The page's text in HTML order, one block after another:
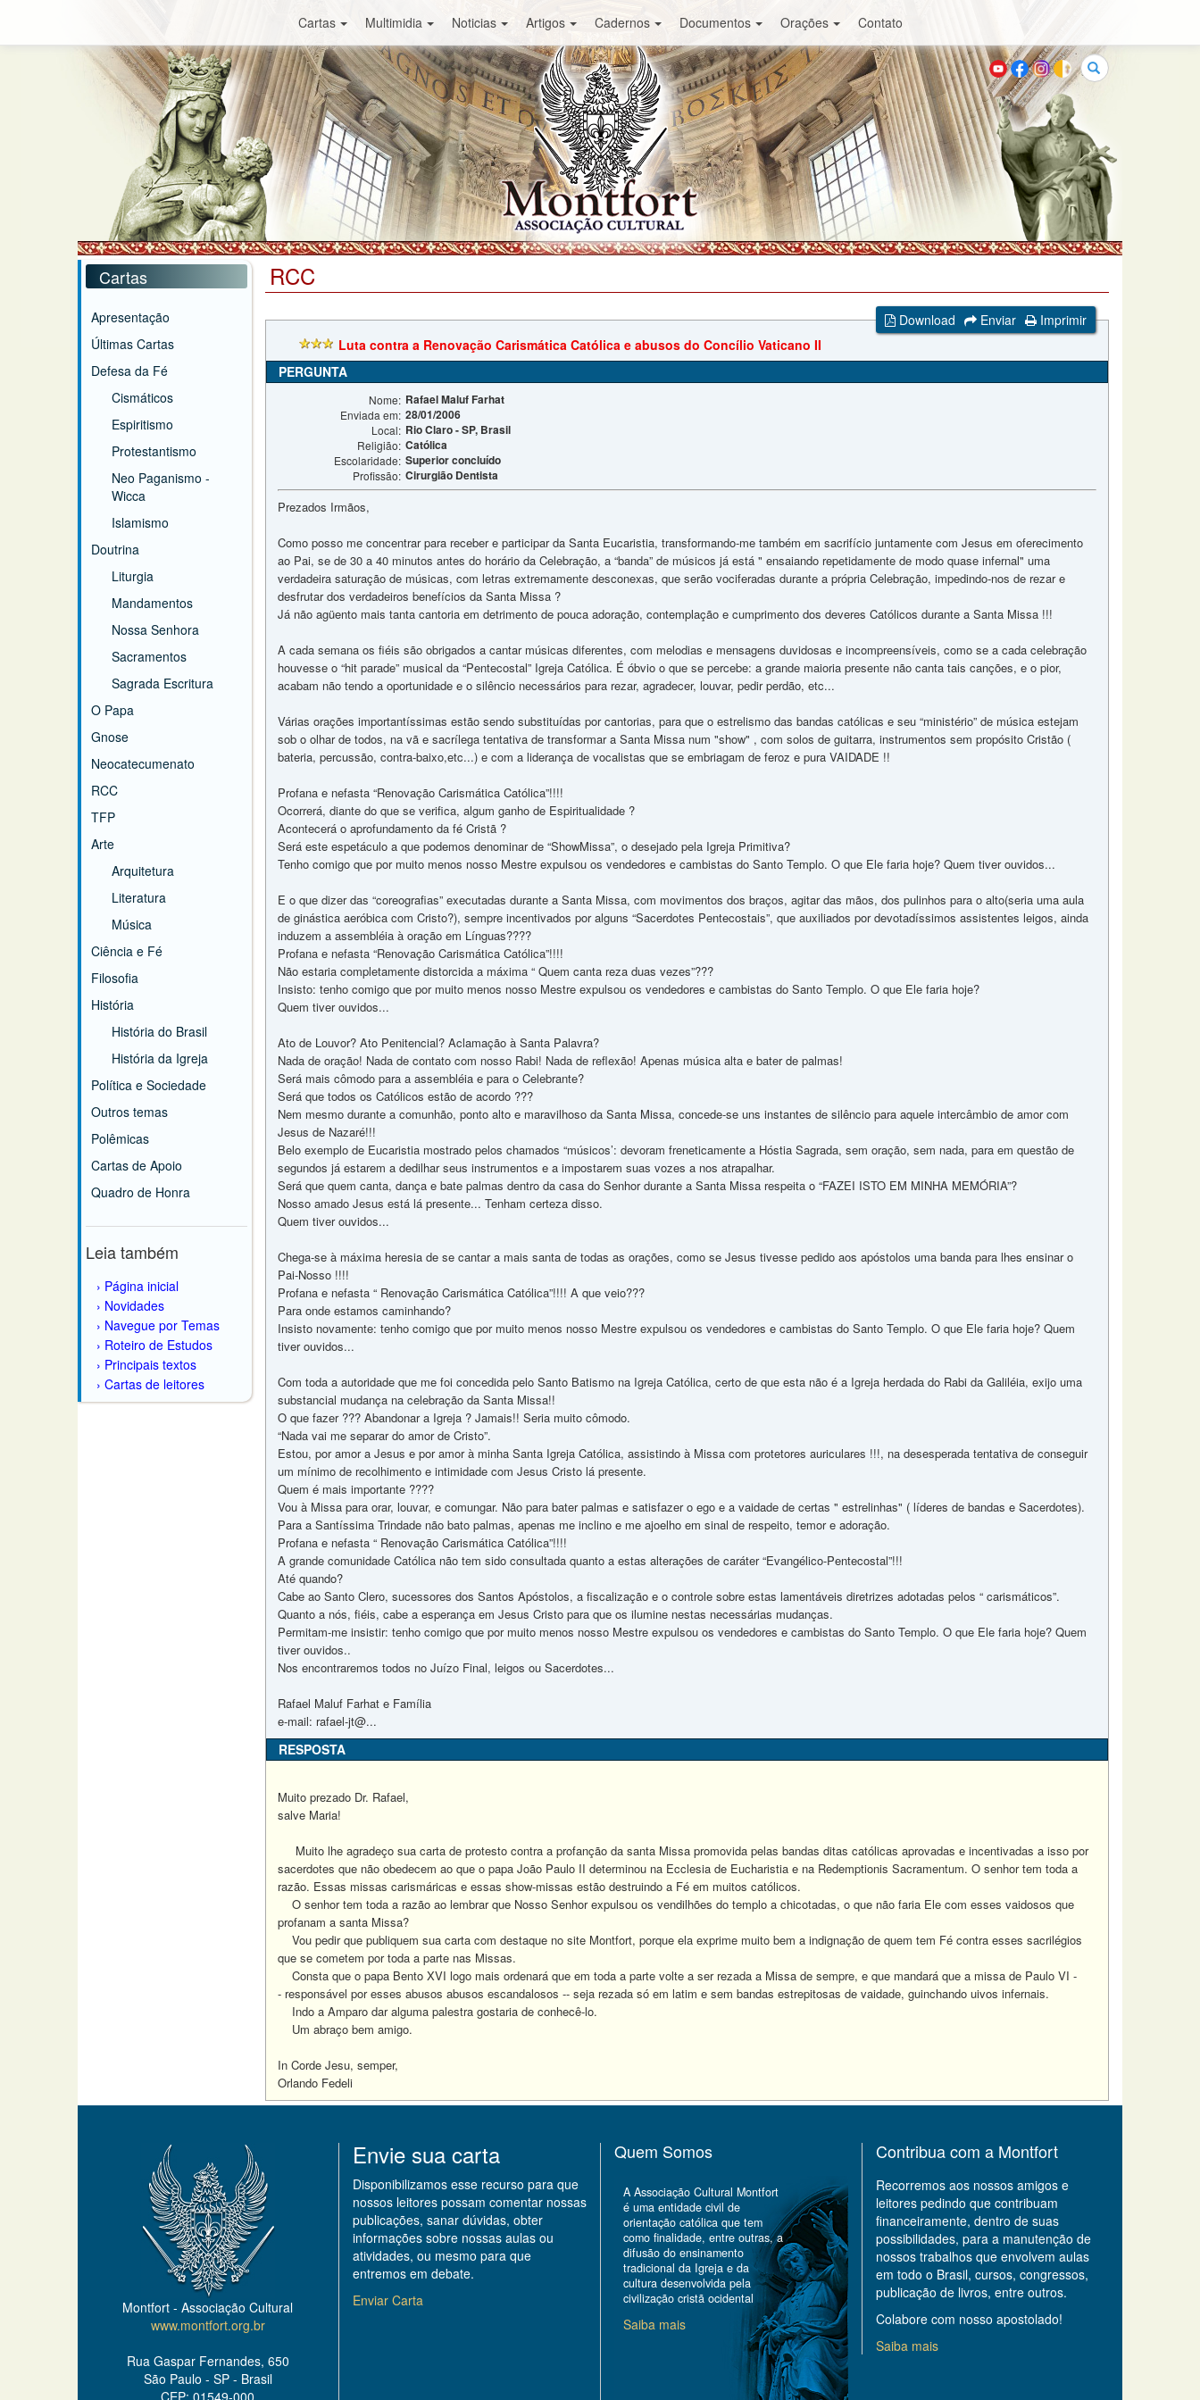
Cartas Multimidia Noticias Artigos Cadernos Documentos Orações Contato
Buscar
Cartas
Apresentação
Últimas Cartas
Defesa da Fé
Cismáticos
Espiritismo
Protestantismo
Neo Paganismo -
Wicca
Islamismo
Doutrina
Liturgia
Mandamentos
Nossa Senhora
Sacramentos
Sagrada Escritura
O Papa
Gnose
Neocatecumenato
RCC
TFP
Arte
Arquitetura
Literatura
Música
Ciência e Fé
Filosofia
História
História do Brasil
História da Igreja
Política e Sociedade
Outros temas
Polêmicas
Cartas de Apoio
Quadro de Honra
Leia também
Página inicial
Novidades
Navegue por Temas
Roteiro de Estudos
Principais textos
Cartas de leitores
RCC
Download Enviar
Imprimir
Luta contra a Renovação Carismática Católica e abusos do Concílio Vaticano II
PERGUNTA
Nome: Rafael Maluf Farhat
Enviada em: 28/01/2006
Local: Rio Claro - SP, Brasil
Religião: Católica
Escolaridade: Superior concluído
Profissão: Cirurgião Dentista
Prezados Irmãos,
Como posso me concentrar para receber e participar da Santa Eucaristia, transformando-me também em sacrifício juntamente com Jesus em oferecimento
ao Pai, se de 30 a 40 minutos antes do horário da Celebração, a “banda” de músicos já está " ensaiando repetidamente de modo quase infernal" uma
verdadeira saturação de músicas, com letras extremamente desconexas, que serão vociferadas durante a própria Celebração, impedindo-nos de rezar e
desfrutar dos verdadeiros benefícios da Santa Missa ?
Já não agüento mais tanta cantoria em detrimento de pouca adoração, contemplação e cumprimento dos deveres Católicos durante a Santa Missa !!!
A cada semana os fiéis são obrigados a cantar músicas diferentes, com melodias e mensagens duvidosas e incompreensíveis, como se a cada celebração
houvesse o “hit parade” musical da “Pentecostal” Igreja Católica. É óbvio o que se percebe: a grande maioria presente não canta tais canções, e o pior,
acabam não tendo a oportunidade e o silêncio necessários para rezar, agradecer, louvar, pedir perdão, etc...
Várias orações importantíssimas estão sendo substituídas por cantorias, para que o estrelismo das bandas católicas e seu “ministério” de música estejam
sob o olhar de todos, na vã e sacrílega tentativa de transformar a Santa Missa num "show" , com solos de guitarra, instrumentos sem propósito Cristão (
bateria, percussão, contra-baixo,etc...) e com a liderança de vocalistas que se embriagam de feroz e pura VAIDADE !!
Profana e nefasta “Renovação Carismática Católica”!!!!
Ocorrerá, diante do que se verifica, algum ganho de Espiritualidade ?
Acontecerá o aprofundamento da fé Cristã ?
Será este espetáculo a que podemos denominar de “ShowMissa”, o desejado pela Igreja Primitiva?
Tenho comigo que por muito menos nosso Mestre expulsou os vendedores e cambistas do Santo Templo. O que Ele faria hoje? Quem tiver ouvidos...
E o que dizer das “coreografias” executadas durante a Santa Missa, com movimentos dos braços, agitar das mãos, dos pulinhos para o alto(seria uma aula
de ginástica aeróbica com Cristo?), sempre incentivados por alguns “Sacerdotes Pentecostais”, que auxiliados por devotadíssimos assistentes leigos, ainda
induzem a assembléia à oração em Línguas????
Profana e nefasta “Renovação Carismática Católica”!!!!
Não estaria completamente distorcida a máxima “ Quem canta reza duas vezes”???
Insisto: tenho comigo que por muito menos nosso Mestre expulsou os vendedores e cambistas do Santo Templo. O que Ele faria hoje?
Quem tiver ouvidos...
Ato de Louvor? Ato Penitencial? Aclamação à Santa Palavra?
Nada de oração! Nada de contato com nosso Rabi! Nada de reflexão! Apenas música alta e bater de palmas!
Será mais cômodo para a assembléia e para o Celebrante?
Será que todos os Católicos estão de acordo ???
Nem mesmo durante a comunhão, ponto alto e maravilhoso da Santa Missa, concede-se uns instantes de silêncio para aquele intercâmbio de amor com
Jesus de Nazaré!!!
Belo exemplo de Eucaristia mostrado pelos chamados “músicos’: devoram freneticamente a Hóstia Sagrada, sem oração, sem nada, para em questão de
segundos já estarem a dedilhar seus instrumentos e a impostarem suas vozes a nos atrapalhar.
Será que quem canta, dança e bate palmas dentro da casa do Senhor durante a Santa Missa respeita o “FAZEI ISTO EM MINHA MEMÓRIA”?
Nosso amado Jesus está lá presente... Tenham certeza disso.
Quem tiver ouvidos...
Chega-se à máxima heresia de se cantar a mais santa de todas as orações, como se Jesus tivesse pedido aos apóstolos uma banda para lhes ensinar o
Pai-Nosso !!!!
Profana e nefasta “ Renovação Carismática Católica”!!!! A que veio???
Para onde estamos caminhando?
Insisto novamente: tenho comigo que por muito menos nosso Mestre expulsou os vendedores e cambistas do Santo Templo. O que Ele faria hoje? Quem
tiver ouvidos...
Com toda a autoridade que me foi concedida pelo Santo Batismo na Igreja Católica, certo de que esta não é a Igreja herdada do Rabi da Galiléia, exijo uma
substancial mudança na celebração da Santa Missa!!
O que fazer ??? Abandonar a Igreja ? Jamais!! Seria muito cômodo.
“Nada vai me separar do amor de Cristo”.
Estou, por amor a Jesus e por amor à minha Santa Igreja Católica, assistindo à Missa com protetores auriculares !!!, na desesperada tentativa de conseguir
um mínimo de recolhimento e intimidade com Jesus Cristo lá presente.
Quem é mais importante ????
Vou à Missa para orar, louvar, e comungar. Não para bater palmas e satisfazer o ego e a vaidade de certas " estrelinhas" ( líderes de bandas e Sacerdotes).
Para a Santíssima Trindade não bato palmas, apenas me inclino e me ajoelho em sinal de respeito, temor e adoração.
Profana e nefasta “ Renovação Carismática Católica”!!!!
A grande comunidade Católica não tem sido consultada quanto a estas alterações de caráter “Evangélico-Pentecostal”!!!
Até quando?
Cabe ao Santo Clero, sucessores dos Santos Apóstolos, a fiscalização e o controle sobre estas lamentáveis diretrizes adotadas pelos “ carismáticos”.
Quanto a nós, fiéis, cabe a esperança em Jesus Cristo para que os ilumine nestas necessárias mudanças.
Permitam-me insistir: tenho comigo que por muito menos nosso Mestre expulsou os vendedores e cambistas do Santo Templo. O que Ele faria hoje? Quem
tiver ouvidos..
Nos encontraremos todos no Juízo Final, leigos ou Sacerdotes...
Rafael Maluf Farhat e Família
e-mail: rafael-jt@...
RESPOSTA
Muito prezado Dr. Rafael,
salve Maria!
Muito lhe agradeço sua carta de protesto contra a profanção da santa Missa promovida pelas bandas ditas católicas aprovadas e incentivadas a isso por
sacerdotes que não obedecem ao que o papa João Paulo II determinou na Ecclesia de Eucharistia e na Redemptionis Sacramentum. O senhor tem toda a
razão. Essas missas carismáricas e essas show-missas estão destruindo a Fé em muitos católicos.
O senhor tem toda a razão ao lembrar que Nosso Senhor expulsou os vendilhões do templo a chicotadas, o que não faria Ele com esses vaidosos que
profanam a santa Missa?
Vou pedir que publiquem sua carta com destaque no site Montfort, porque ela exprime muito bem a indignação de quem tem Fé contra esses sacrilégios
que se cometem por toda a parte nas Missas.
Consta que o papa Bento XVI logo mais ordenará que em toda a parte volte a ser rezada a Missa de sempre, e que mandará que a missa de Paulo VI -
- responsável por esses abusos abusos escandalosos -- seja rezada só em latim e sem bandas estrepitosas de vaidade, guinchando uivos infernais.
Indo a Amparo dar alguma palestra gostaria de conhecê-lo.
Um abraço bem amigo.
In Corde Jesu, semper,
Orlando Fedeli
Montfort - Associação Cultural
www.montfort.org.br
Rua Gaspar Fernandes, 650
São Paulo - SP - Brasil
CEP: 01549-000
Envie sua carta
Disponibilizamos esse recurso para que
nossos leitores possam comentar nossas
publicações, sanar dúvidas, obter
informações sobre nossas aulas ou
atividades, ou mesmo para que
entremos em debate.
Enviar Carta
Quem Somos
A Associação Cultural Montfort
é uma entidade civil de
orientação católica que tem
como finalidade, entre outras, a
difusão do ensinamento
tradicional da Igreja e da
cultura desenvolvida pela
civilização cristã ocidental
Saiba mais
Contribua com a Montfort
Recorremos aos nossos amigos e
leitores pedindo que contribuam
financeiramente, dentro de suas
possibilidades, para a manutenção de
nossos trabalhos que envolvem aulas
em todo o Brasil, cursos, congressos,
publicação de livros, entre outros.
Colabore com nosso apostolado!
Saiba mais